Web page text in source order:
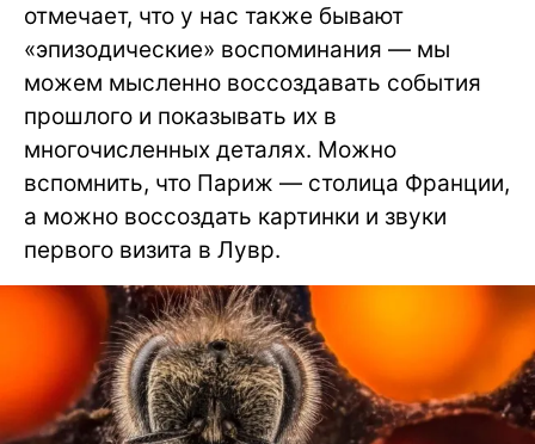
отмечает, что у нас также бывают
«эпизодические» воспоминания — мы
можем мысленно воссоздавать события
прошлого и показывать их в
многочисленных деталях. Можно
вспомнить, что Париж — столица Франции,
а можно воссоздать картинки и звуки
первого визита в Лувр.